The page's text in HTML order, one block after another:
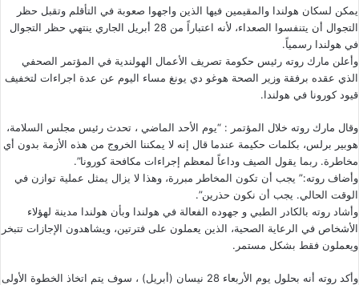
يمكن لسكان هولندا والمقيمين فيها الذين واجهوا صعوبة في التأقلم وتقبل حظر
التجوال أن يتنفسوا الصعداء، لأنه اعتباراً من 28 أبريل الجاري ينتهي حظر التجوال
في هولندا رسمياً.
وأعلن مارك روته رئيس حكومة تصريف الأعمال الهولندية في المؤتمر الصحفي
الذي عقده برفقة وزير الصحة هوغو دي يونغ مساء اليوم عن عدة اجراءات لتخفيف
قيود كورونا في هولندا.
وقال مارك روته خلال المؤتمر : “يوم الأحد الماضي ، تحدث رئيس مجلس السلامة،
هوبير برلس، بكلمات حكيمة عندما قال إنه لا يمكننا الخروج من هذه الأزمة بدون أي
مخاطرة. ربما يقول الصيف وداعاً لمعظم إجراءات مكافحة كورونا”.
وأضاف روته:” يجب أن تكون المخاطر مبررة، وهذا لا يزال يمثل عملية توازن في
الوقت الحالي. يجب أن نكون حذرين”.
وأشاد روته بالكادر الطبي و جهوده الفعالة في هولندا وبأن هولندا مدينة لهؤلاء
الأشخاص في الرعاية الصحية، الذين يعملون على فترتين، ويشاهدون الإجازات تتبخر
ويعملون فقط بشكل مستمر.
وأكد روته أنه بحلول يوم الأربعاء 28 نيسان (أبريل) ، سوف يتم اتخاذ الخطوة الأولى